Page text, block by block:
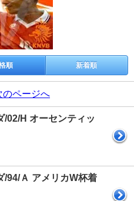
順 新着順
のページへ
/02/H オーセンティッ
/94/Ａ アメリカW杯着